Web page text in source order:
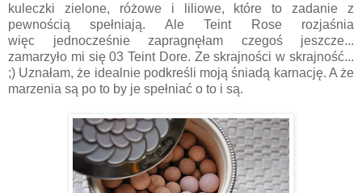
kuleczki zielone, różowe i liliowe, które to zadanie z
pewnością spełniają. Ale Teint Rose rozjaśnia
więc jednocześnie zapragnęłam czegoś jeszcze...
zamarzyło mi się 03 Teint Dore. Ze skrajności w skrajność...
;) Uznałam, że idealnie podkreśli moją śniadą karnację. A że
marzenia są po to by je spełniać o to i są.